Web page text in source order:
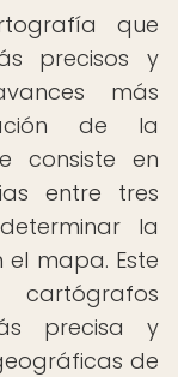
que
precisos y
más
de la
consiste en
entre tres
la
mapa. Este
precisa y
de